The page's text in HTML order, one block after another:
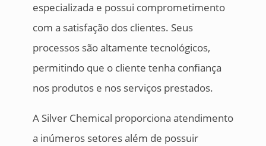
especializada e possui comprometimento
com a satisfação dos clientes. Seus
processos são altamente tecnológicos,
permitindo que o cliente tenha confiança
nos produtos e nos serviços prestados.
A Silver Chemical proporciona atendimento
a inúmeros setores além de possuir